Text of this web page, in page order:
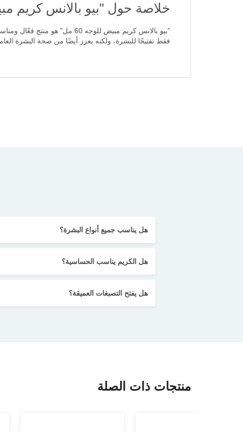
خلاصة حول "بيو بالانس كريم مبيض
"بيو بالانس كريم مبيض للوجه
فقط تفتيحًا للبشرة، ولكنه يعزز أيضًا من صحة البشرة
هل يناسب جميع أنواع البشرة؟
هل الكريم يناسب الحساسية؟
هل يفتح التصبغات العميقة؟
منتجات ذات الصلة